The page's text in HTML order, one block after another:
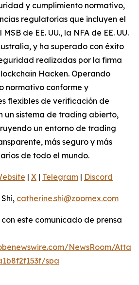
y cumplimiento normativo,
regulatorias que incluyen el
de EE. UU., la NFA de EE. UU.
y ha superado con éxito
realizadas por la firma
Hacken. Operando
normativo conforme y
flexibles de verificación de
un sistema de trading abierto,
un entorno de trading
más seguro y más
de todo el mundo.
| X | Telegram | Discord
catherine.shi@zoomex.com
este comunicado de prensa
NewsRoom/
spa